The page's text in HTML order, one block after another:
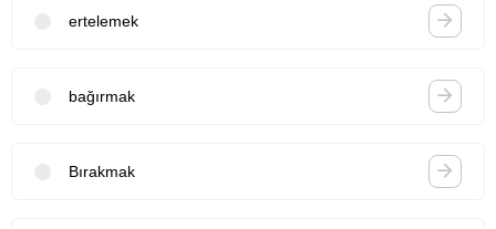
ertelemek
bağırmak
Bırakmak